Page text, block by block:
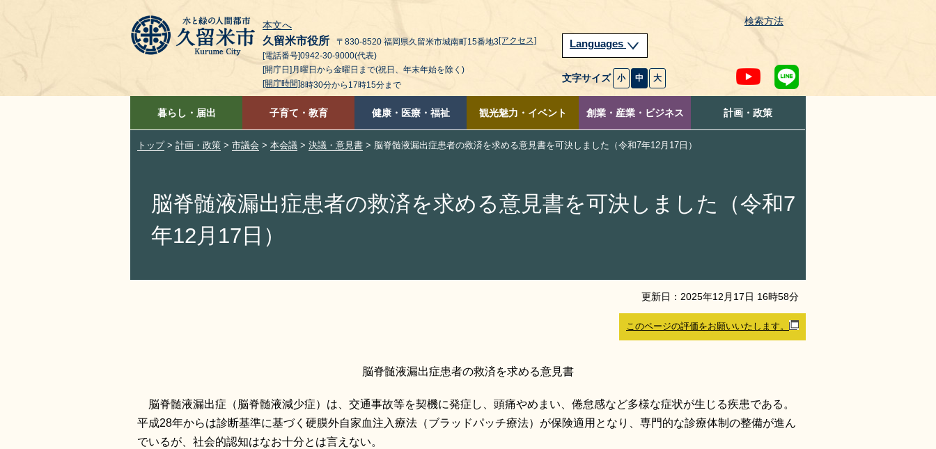
本文へ 検索方法
久留米市役所 〒830-8520 福岡県久留米市城南町15番地3[アクセス]
[電話番号]0942-30-9000(代表)
[開庁日]月曜日から金曜日まで(祝日、年末年始を除く)
[開庁時間]8時30分から17時15分まで
Languages
文字サイズ 小 中 大
暮らし・届出 子育て・教育 健康・医療・福祉 観光魅力・イベント 創業・産業・ビジネス 計画・政策
トップ> 計画・政策 > 市議会 > 本会議 > 決議・意見書 > 脳脊髄液漏出症患者の救済を求める意見書を可決しました（令和7年12月17日）
脳脊髄液漏出症患者の救済を求める意見書を可決しました（令和7
年12月17日）
更新日： 2025年12 月 17日 16時58分
このページの評価をお願いいたします。
脳脊髄液漏出症患者の救済を求める意見書
脳脊髄液漏出症（脳脊髄液減少症）は、交通事故等を契機に発症し、頭痛やめまい、倦怠感など多様な症状が生じる疾患である。
平成28年からは診断基準に基づく硬膜外自家血注入療法（ブラッドパッチ療法）が保険適用となり、専門的な診療体制の整備が進ん
でいるが、社会的認知はなお十分とは言えない。